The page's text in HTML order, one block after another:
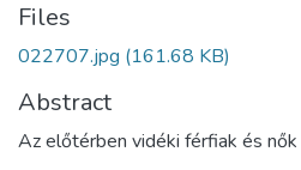
Files
022707.jpg (161.68 KB)
Abstract
Az előtérben vidéki férfiak és